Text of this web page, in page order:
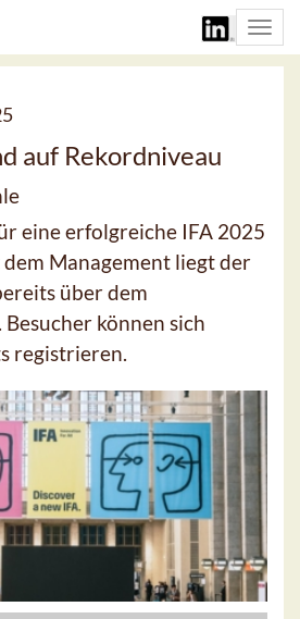
auf Rekordniveau
eine erfolgreiche IFA 2025
Management liegt der
über dem
können sich
registrieren.